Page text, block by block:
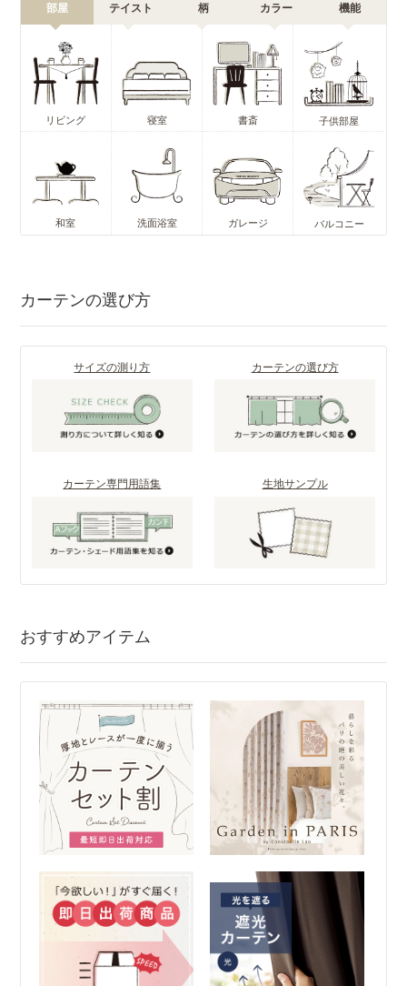
部屋 テイスト 柄 カラー 機能
リビング 寝室 書斎 子供部屋
和室 洗面浴室 ガレージ バルコニー
カーテンの選び方
サイズの測り方 カーテンの選び方
カーテン専門用語集 生地サンプル
おすすめアイテム